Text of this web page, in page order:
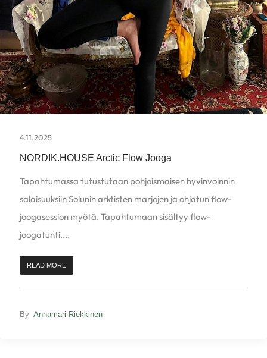
4.11.2025
NORDIK.HOUSE Arctic Flow Jooga
Tapahtumassa tutustutaan pohjoismaisen hyvinvoinnin
salaisuuksiin Solunin arktisten marjojen ja ohjatun flow-
joogasession myötä. Tapahtumaan sisältyy flow-
joogatunti,...
READ MORE
By Annamari Riekkinen